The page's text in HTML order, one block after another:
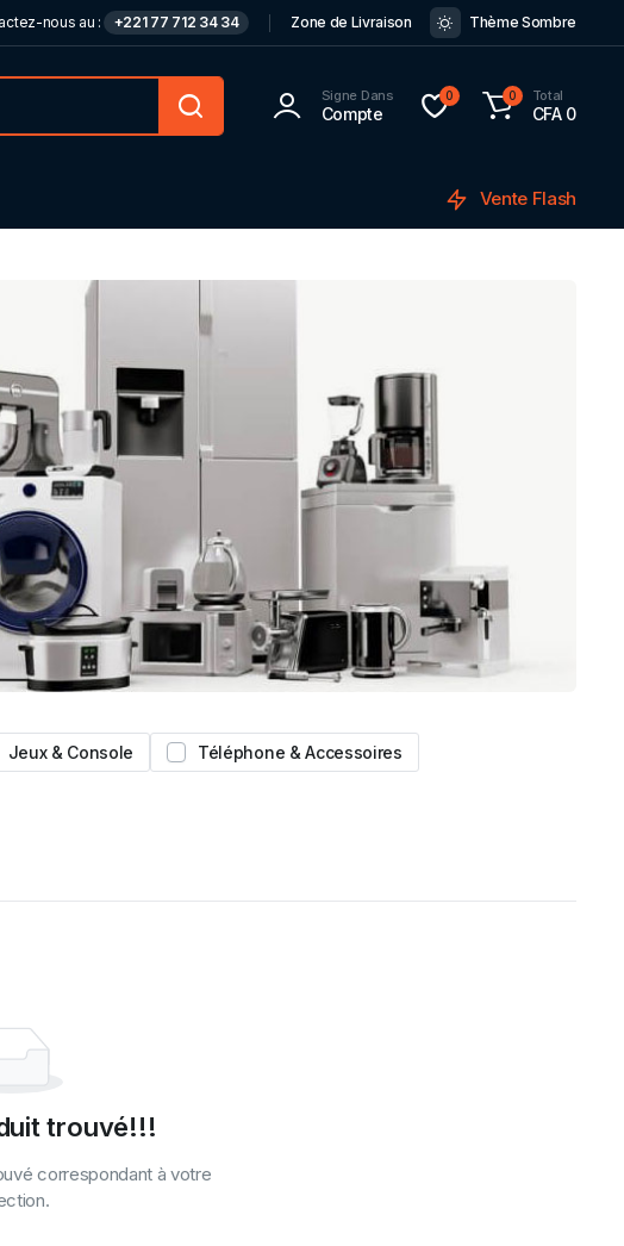
nous au : +221 77 712 34 34 Zone de Livraison Thème Sombre
Signe Dans
Compte
0 0 Total
CFA0
Vente Flash
Jeux & Console
Téléphone & Accessoires
trouvé!!!
correspondant à votre